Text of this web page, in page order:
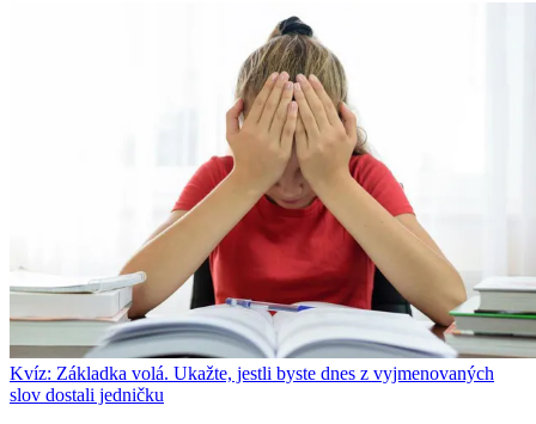
Kvíz: Základka volá. Ukažte, jestli byste dnes z vyjmenovaných
slov dostali jedničku